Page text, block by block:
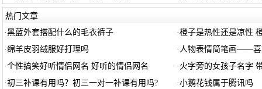
热门文章
·黑蓝外套搭配什么的毛衣裤子 ·橙子是热性还是凉性
·绵羊皮羽绒服好打理吗 · 人物表情简笔画——喜
·个性搞笑好听情侣网名 好听的情侣网名 · 火字旁的女孩子名字
·初三补课有用吗？初三一对一补课有用吗? ·小鹅花钱属于腾讯吗